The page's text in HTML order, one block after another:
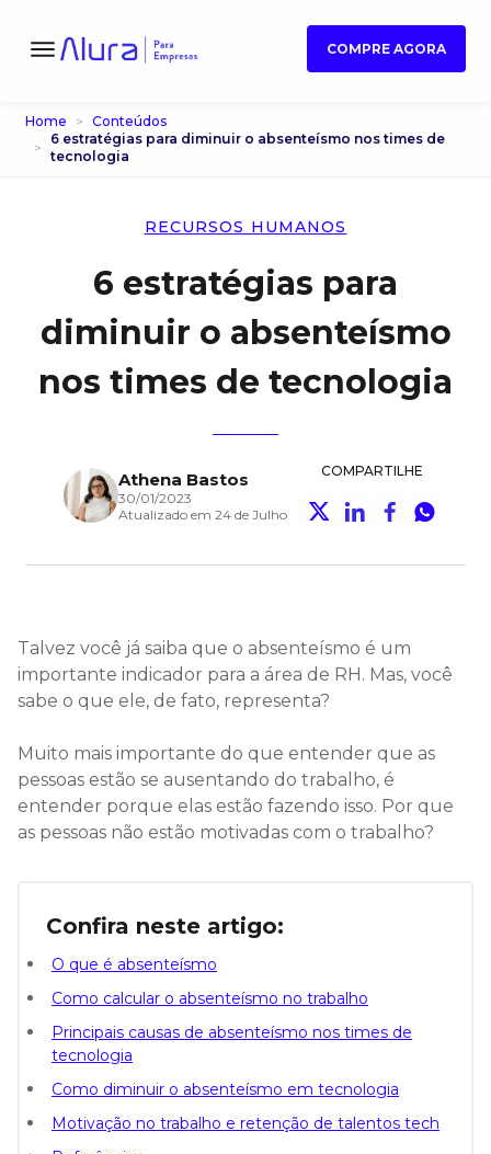
COMPRE AGORA
Home
Conteúdos
6 estratégias para diminuir o absenteísmo nos times de
tecnologia
RECURSOS HUMANOS
6 estratégias para
diminuir o absenteísmo
nos times de tecnologia
Athena Bastos
30/01/2023
Atualizado em 24 de Julho
COMPARTILHE
Talvez você já saiba que o absenteísmo é um
importante indicador para a área de RH. Mas, você
sabe o que ele, de fato, representa?
Muito mais importante do que entender que as
pessoas estão se ausentando do trabalho, é
entender porque elas estão fazendo isso. Por que
as pessoas não estão motivadas com o trabalho?
Confira neste artigo:
O que é absenteísmo
Como calcular o absenteísmo no trabalho
Principais causas de absenteísmo nos times de
tecnologia
Como diminuir o absenteísmo em tecnologia
Motivação no trabalho e retenção de talentos tech